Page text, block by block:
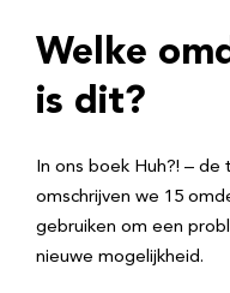
Welke
is dit?
In ons boek Huh?! –
omschrijven we 15
gebruiken om een
nieuwe mogelijkheid.